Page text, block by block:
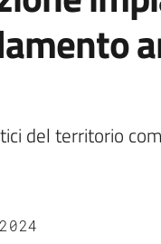
del territorio